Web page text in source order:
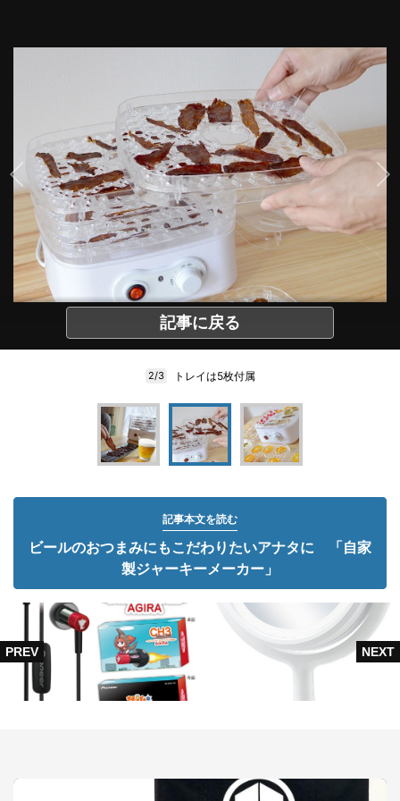
記事に戻る
2/3 トレイは5枚付属
記事本文を読む
ビールのおつまみにもこだわりたいアナタに 「自家
製ジャーキーメーカー」